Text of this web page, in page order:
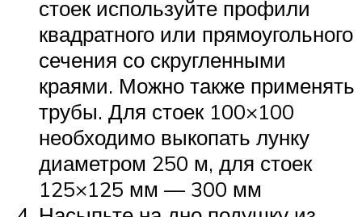
стоек используйте профили
квадратного или прямоугольного
сечения со скругленными
краями. Можно также применять
трубы. Для стоек 100×100
необходимо выкопать лунку
диаметром 250 м, для стоек
125×125 мм — 300 мм